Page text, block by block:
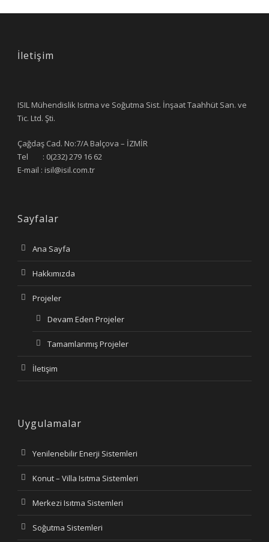
İletişim
ISIL Mühendislik Isıtma ve Soğutma Sist. İnşaat Taahhüt San. ve
Tic. Ltd. Şti.
Çağdaş Cad. No:7/A Balçova – İZMİR
Tel : 0(232) 279 16 62
E-mail : isil@isil.com.tr
Sayfalar
Ana Sayfa
Hakkımızda
Projeler
Devam Eden Projeler
Tamamlanmış Projeler
İletişim
Uygulamalar
Yenilenebilir Enerji Sistemleri
Konut – Villa Isıtma Sistemleri
Merkezi Isıtma Sistemleri
Soğutma Sistemleri